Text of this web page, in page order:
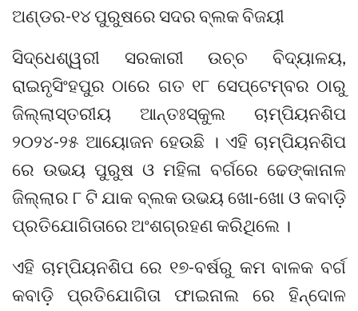
ଅଣ୍ଡର-୧୪ ପୁରୁଷରେ ସଦର ବ୍ଲକ ବିଜୟୀ
ସିଦ୍ଧେଶ୍ୱରୀ ସରକାରୀ ଉଚ୍ଚ ବିଦ୍ୟାଳୟ,
ରାଇନୃସିଂହପୁର ଠାରେ ଗତ ୧୮ ସେପ୍ଟେମ୍ବର ଠାରୁ
ଜିଲ୍ଲାସ୍ତରୀୟ ଆନ୍ତଃସ୍କୁଲ ଚାମ୍ପିୟନଶିପ
୨୦୨୪-୨୫ ଆୟୋଜନ ହେଉଛି । ଏହି ଚାମ୍ପିୟନଶିପ
ରେ ଉଭୟ ପୁରୁଷ ଓ ମହିଳା ବର୍ଗରେ ଢେଙ୍କାନାଳ
ଜିଲ୍ଲାର ୮ ଟି ଯାକ ବ୍ଲକ ଉଭୟ ଖୋ-ଖୋ ଓ କବାଡ଼ି
ପ୍ରତିଯୋଗିତାରେ ଅଂଶଗ୍ରହଣ କରିଥିଲେ ।
ଏହି ଚାମ୍ପିୟନଶିପ ରେ ୧୭-ବର୍ଷରୁ କମ ବାଳକ ବର୍ଗ
କବାଡ଼ି ପ୍ରତିଯୋଗିତା ଫାଇନାଲ ରେ ହିନ୍ଦୋଳ